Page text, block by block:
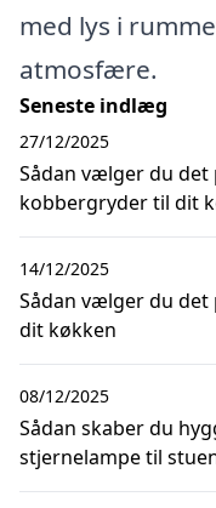
med lys i
atmosfære.
Seneste indlæg
Sådan vælger du
kobbergryder til dit
27/12/2025
Sådan vælger du
dit køkken
14/12/2025
Sådan skaber du
stjernelampe til
08/12/2025